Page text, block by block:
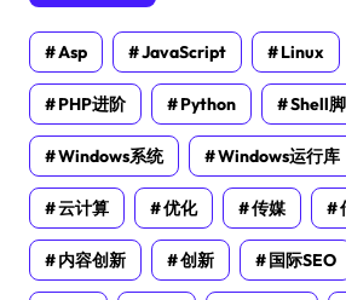
Asp JavaScript Linux
PHP进阶 Python Shell
Windows系统 Windows运行库
云计算 优化 传媒
内容创新 创新 国际SEO